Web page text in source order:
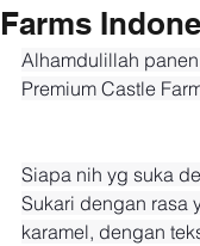
Farms
Alhamdulillah
Premium Castle
Siapa nih yg suka
Sukari dengan rasa
karamel, dengan